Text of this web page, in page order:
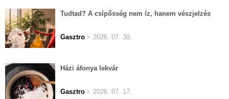
Tudtad? A csípősség nem íz, hanem vészjelzés
Gasztro 2026. 07. 30.
Házi áfonya lekvár
Gasztro 2026. 07. 17.